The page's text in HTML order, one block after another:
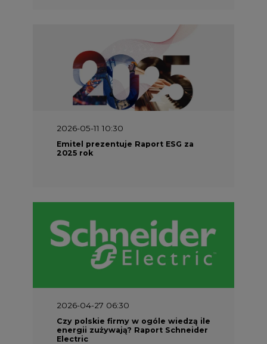
2026-05-11 10:30
Emitel prezentuje Raport ESG za
2025 rok
2026-04-27 06:30
Czy polskie firmy w ogóle wiedzą ile
energii zużywają? Raport Schneider
Electric